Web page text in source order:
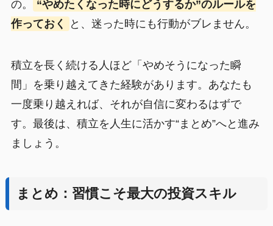
の。
“やめたくなった時にどうするか”のルールを
作っておく
と、迷った時にも行動がブレません。
積立を長く続ける人ほど「やめそうになった瞬
間」を乗り越えてきた経験があります。あなたも
一度乗り越えれば、それが自信に変わるはずで
す。最後は、積立を人生に活かす“まとめ”へと進み
ましょう。
まとめ：習慣こそ最大の投資スキル